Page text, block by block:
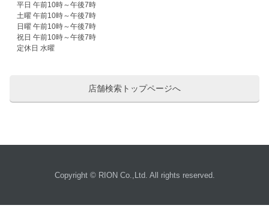
平日 午前10時～午後7時
土曜 午前10時～午後7時
日曜 午前10時～午後7時
祝日 午前10時～午後7時
定休日 水曜
店舗検索トップページへ
Copyright © RION Co.,Ltd. All rights reserved.